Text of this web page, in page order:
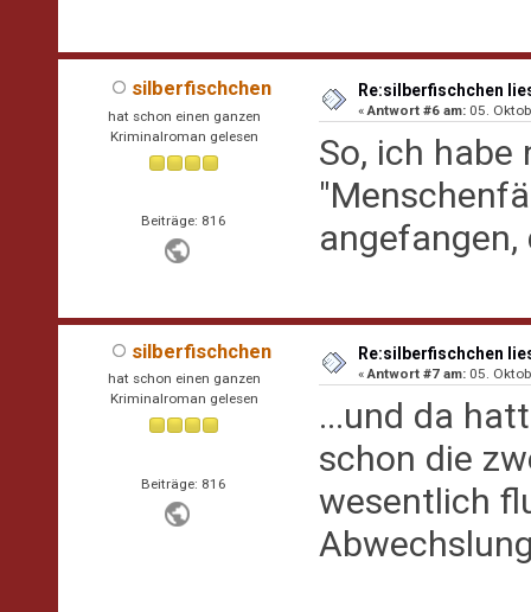
silberfischchen
hat schon einen ganzen
Kriminalroman gelesen
Beiträge: 816
Re:silberfischchen
«Antwort #6 am: 05.
So, ich habe
silberfischchen
hat schon einen ganzen
Kriminalroman gelesen
Beiträge: 816
Re:silberfischchen
«Antwort #7 am: 05.
...und da
schon die
wesentlich